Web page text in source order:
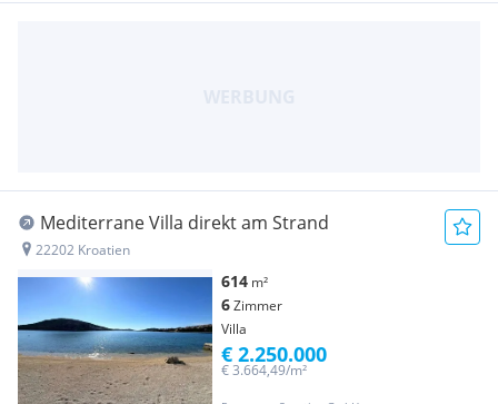
Mediterrane Villa direkt am Strand
22202 Kroatien
614 m²
6Zimmer
Villa
€ 3.664,49/m²
€ 2.250.000